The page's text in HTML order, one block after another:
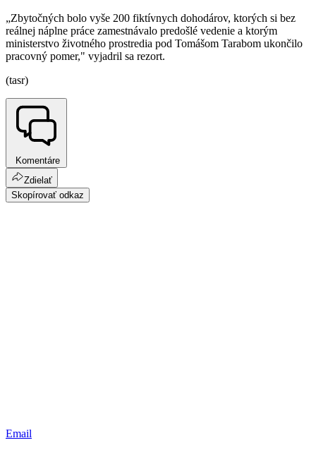
„Zbytočných bolo vyše 200 fiktívnych dohodárov, ktorých si bez
reálnej náplne práce zamestnávalo predošlé vedenie a ktorým
ministerstvo životného prostredia pod Tomášom Tarabom ukončilo
pracovný pomer," vyjadril sa rezort.
(tasr)
Komentáre
Zdielať
Skopírovať odkaz
Email